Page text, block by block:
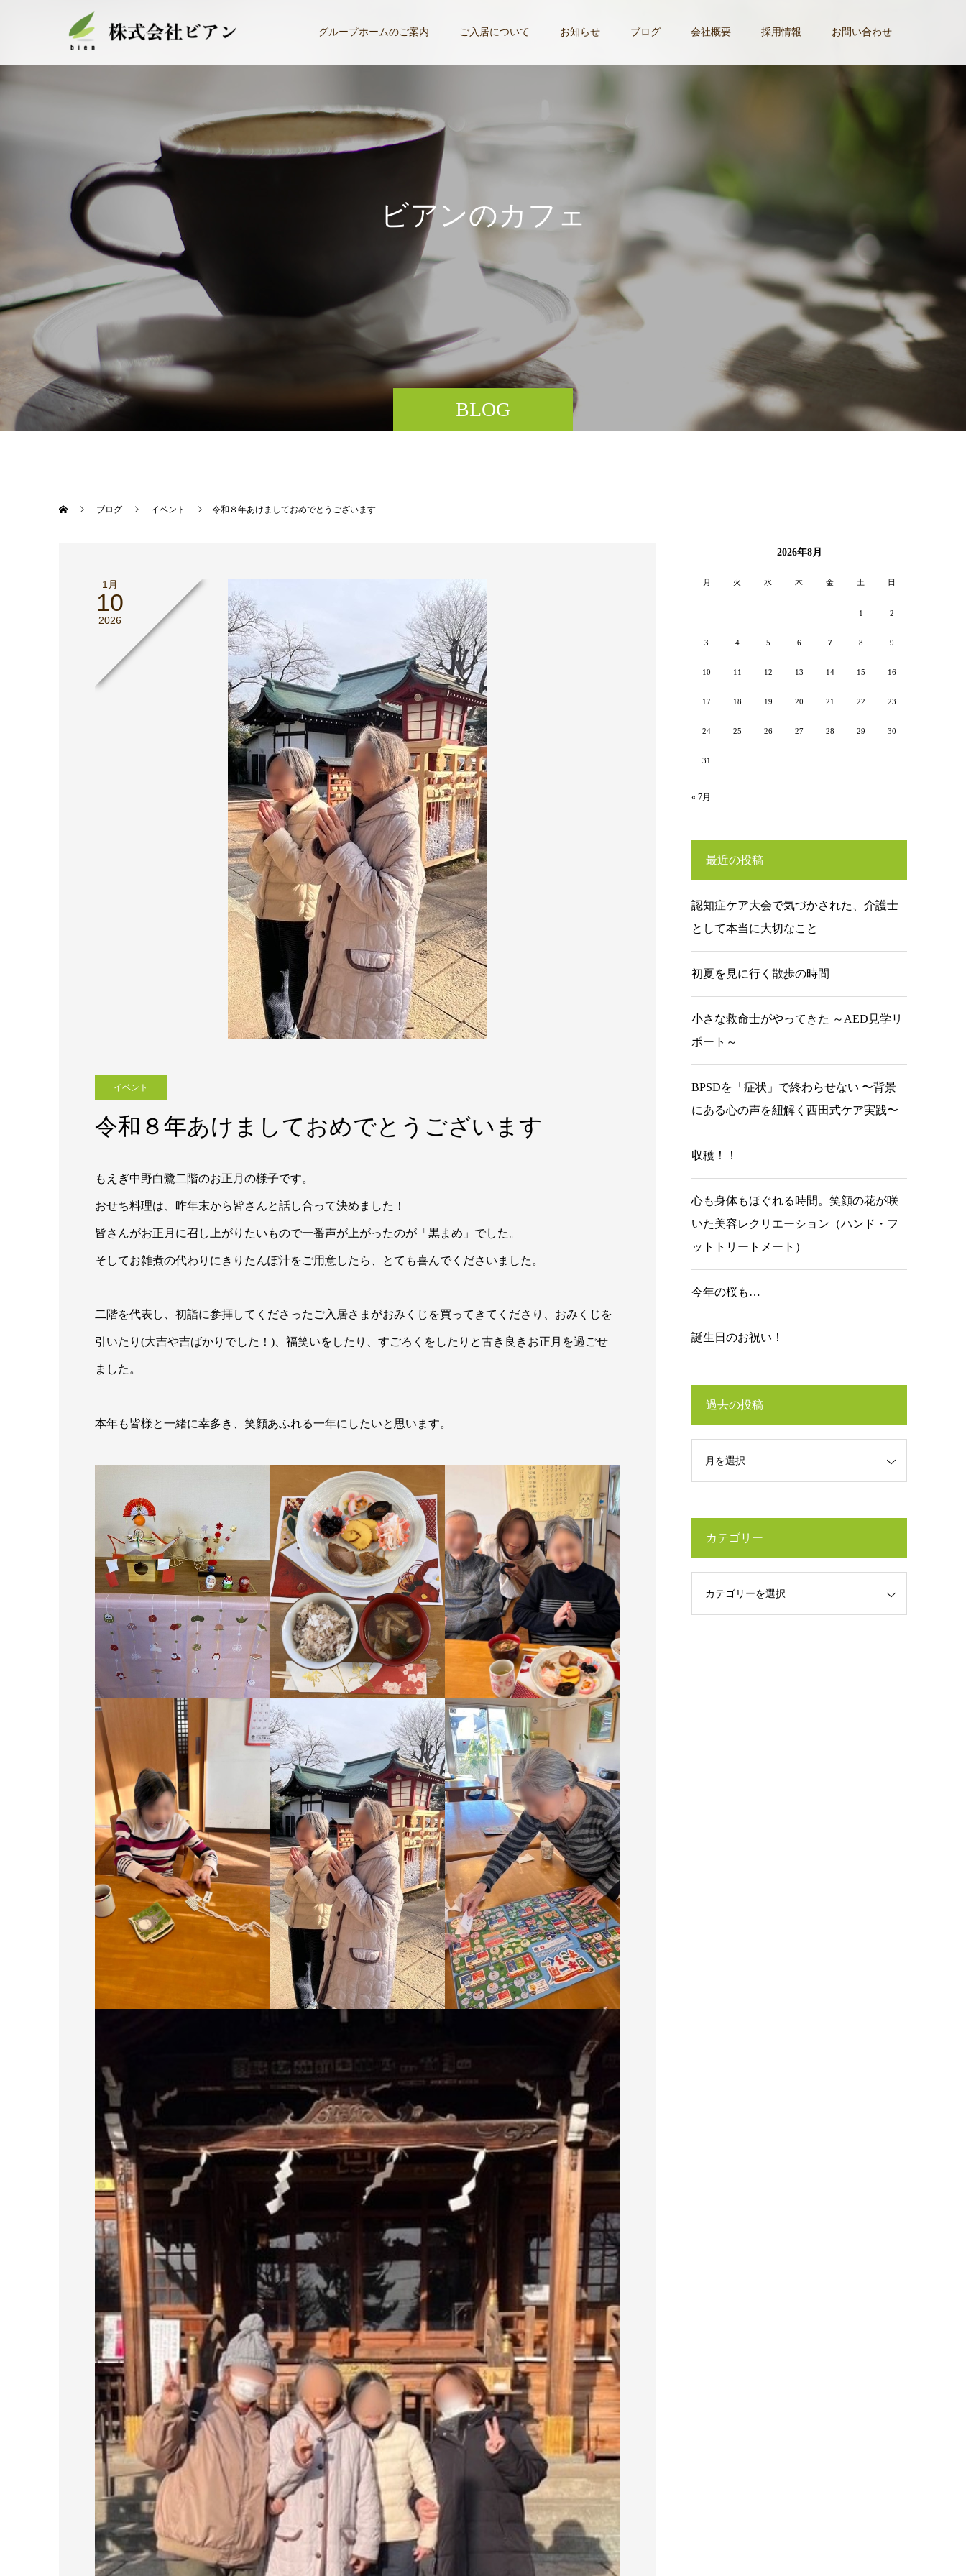
グループホームのご案内 ご入居について お知らせ ブログ 会社概要 採用情報 お問い合わせ
BLOG
ビア ンのカ フ ェ
ブログ イベント 令和８年あけましておめでとうございます
1月
10
2026
イベント
令和８年あけましておめでとうございます
もえぎ中野白鷺二階のお正月の様子です。
おせち料理は、昨年末から皆さんと話し合って決めました！
皆さんがお正月に召し上がりたいもので一番声が上がったのが「黒まめ」でした。
そしてお雑煮の代わりにきりたんぽ汁をご用意したら、とても喜んでくださいました。
二階を代表し、初詣に参拝してくださったご入居さまがおみくじを買ってきてくださり、おみくじを
引いたり(大吉や吉ばかりでした！)、福笑いをしたり、すごろくをしたりと古き良きお正月を過ごせ
ました。
本年も皆様と一緒に幸多き、笑顔あふれる一年にしたいと思います。
2026年8月
月 火 水 木 金 土 日
1 2
3 4 5 6 7 8 9
10 11 12 13 14 15 16
17 18 19 20 21 22 23
24 25 26 27 28 29 30
31
« 7月
最近の投稿
認知症ケア大会で気づかされた、介護士
として本当に大切なこと
初夏を見に行く散歩の時間
小さな救命士がやってきた ～AED見学リ
ポート～
BPSDを「症状」で終わらせない 〜背景
にある心の声を紐解く西田式ケア実践〜
収穫！！
心も身体もほぐれる時間。笑顔の花が咲
いた美容レクリエーション（ハンド・フ
ットトリートメート）
今年の桜も…
誕生日のお祝い！
過去の投稿
カテゴリー